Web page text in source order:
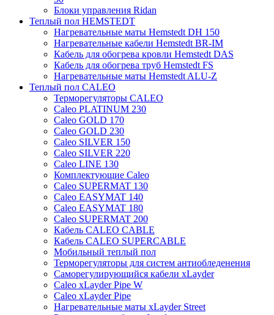
Блоки управления Ridan
Теплый пол HEMSTEDT
Нагревательные маты Hemstedt DH 150
Нагревательные кабели Hemstedt BR-IM
Кабель для обогрева кровли Hemstedt DAS
Кабель для обогрева труб Hemstedt FS
Нагревательные маты Hemstedt ALU-Z
Теплый пол CALEO
Терморегуляторы CALEO
Caleo PLATINUM 230
Caleo GOLD 170
Caleo GOLD 230
Caleo SILVER 150
Caleo SILVER 220
Caleo LINE 130
Комплектующие Caleo
Caleo SUPERMAT 130
Caleo EASYMAT 140
Caleo EASYMAT 180
Caleo SUPERMAT 200
Кабель CALEO CABLE
Кабель CALEO SUPERCABLE
Мобильный теплый пол
Терморегуляторы для систем антиобледенения
Саморегулирующийся кабели xLayder
Caleo xLayder Pipe W
Caleo xLayder Pipe
Нагревательные маты xLayder Street